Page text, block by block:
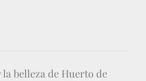
belleza de Huerto de